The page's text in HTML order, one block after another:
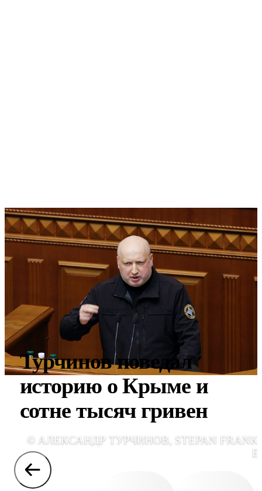
Турчинов поведал
историю о Крыме и
сотне тысяч гривен
© АЛЕКСАНДР ТУРЧИНОВ, STEPAN